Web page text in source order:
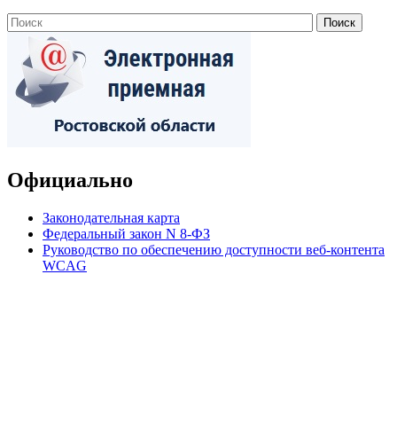
Официально
Законодательная карта
Федеральный закон N 8-ФЗ
Руководство по обеспечению доступности веб-контента
WCAG